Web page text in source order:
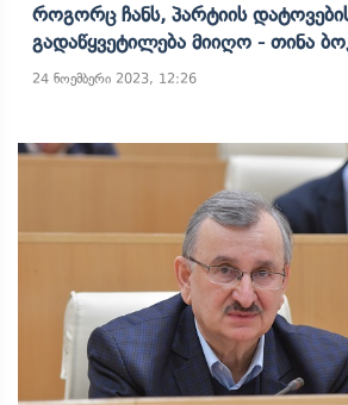
Როგორც Ჩანს, Პარტიის
Გადაწყვეტილება Მიიღო - Თინა
24 ნოემბერი 2023, 12:26